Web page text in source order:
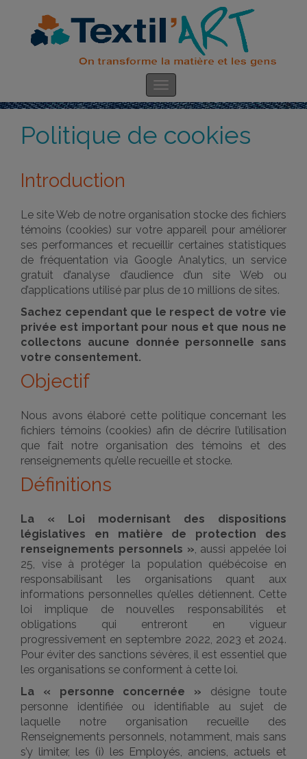
Politique de cookies
Introduction
Le site Web de notre organisation stocke des fichiers
témoins (cookies) sur votre appareil pour améliorer
ses performances et recueillir certaines statistiques
de fréquentation via Google Analytics, un service
gratuit d’analyse d’audience d’un site Web ou
d’applications utilisé par plus de 10 millions de sites.
Sachez cependant que le respect de votre vie
privée est important pour nous et que nous ne
collectons aucune donnée personnelle sans
votre consentement.
Objectif
Nous avons élaboré cette politique concernant les
fichiers témoins (cookies) afin de décrire l’utilisation
que fait notre organisation des témoins et des
renseignements qu’elle recueille et stocke.
Définitions
La « Loi modernisant des dispositions
législatives en matière de protection des
renseignements personnels », aussi appelée loi
25, vise à protéger la population québécoise en
responsabilisant les organisations quant aux
informations personnelles qu’elles détiennent. Cette
loi implique de nouvelles responsabilités et
obligations qui entreront en vigueur
progressivement en septembre 2022, 2023 et 2024.
Pour éviter des sanctions sévères, il est essentiel que
les organisations se conforment à cette loi.
La « personne concernée » désigne toute
personne identifiée ou identifiable au sujet de
laquelle notre organisation recueille des
Renseignements personnels, notamment, mais sans
s’y limiter, les (i) les Employés, anciens, actuels et